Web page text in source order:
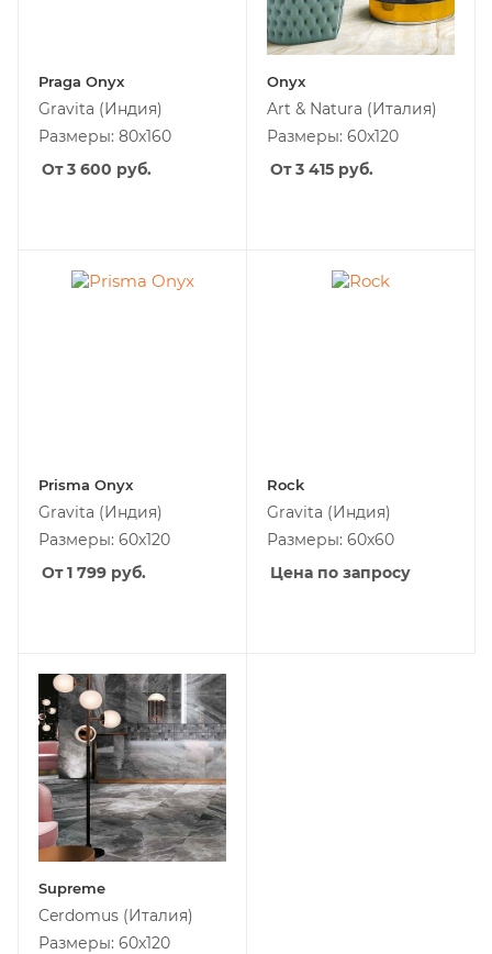
Praga Onyx
Gravita (Индия)
Размеры: 80x160
От 3 600 руб.
Onyx
Art & Natura (Италия)
Размеры: 60x120
От 3 415 руб.
Prisma Onyx
Gravita (Индия)
Размеры: 60x120
От 1 799 руб.
Rock
Gravita (Индия)
Размеры: 60x60
Цена по запросу
Supreme
Cerdomus (Италия)
Размеры: 60x120